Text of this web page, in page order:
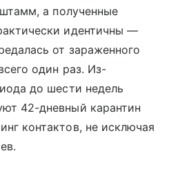
а полученные
идентичны —
от зараженного
один раз. Из-
до шести недель
42-дневный карантин
контактов, не исключая